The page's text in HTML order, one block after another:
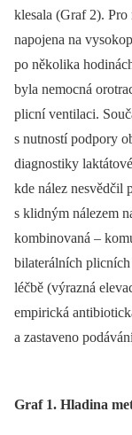
klesala (Graf 2).
napojena na
po několika
byla nemocná
plicní ventilaci.
s nutností podpory
diagnostiky
kde nález nesvědčil
s klidným nálezem
kombinovaná –⁠
bilaterálních
léčbě (výrazná
empirická
a zastaveno
Graf 1. Hladina